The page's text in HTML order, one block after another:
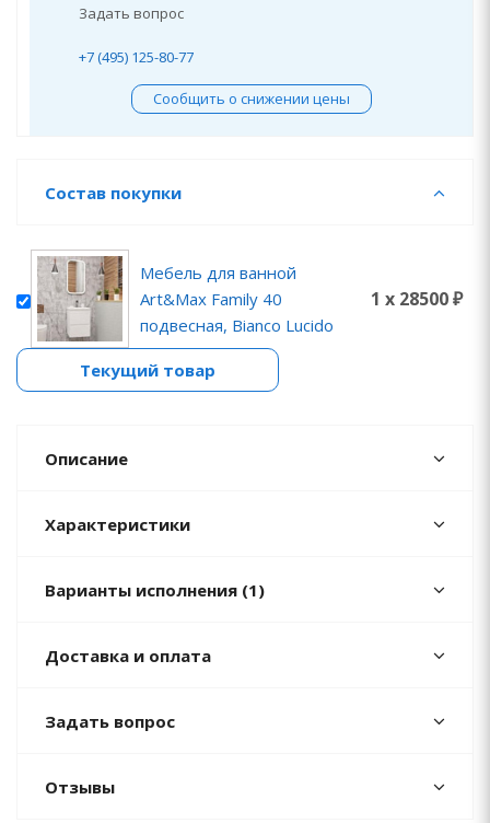
Задать вопрос
+7 (495) 125-80-77
Сообщить о снижении цены
Состав покупки
Мебель для ванной
Art&Max Family 40
подвесная, Bianco Lucido
1 x 28500 ₽
Текущий товар
Описание
Характеристики
Варианты исполнения (1)
Доставка и оплата
Задать вопрос
Отзывы